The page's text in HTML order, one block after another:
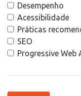
Desempenho
Acessibilidade
Práticas
SEO
Progressive Web